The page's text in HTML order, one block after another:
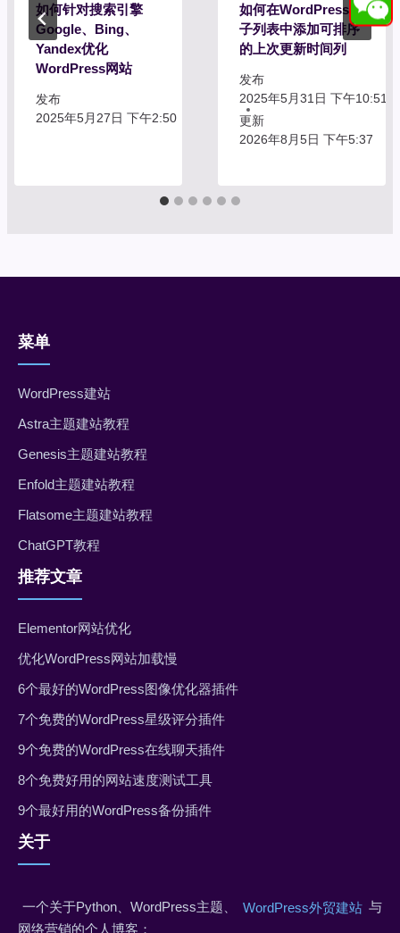
如何针对搜索引擎
Google、Bing、
Yandex优化
WordPress网站
发布
2025年5月27日 下午2:50
如何在WordPress帖
子列表中添加可排序
的上次更新时间列
发布
2025年5月31日 下午10:51
更新
2026年8月5日 下午5:37
菜单
WordPress建站
Astra主题建站教程
Genesis主题建站教程
Enfold主题建站教程
Flatsome主题建站教程
ChatGPT教程
推荐文章
Elementor网站优化
优化WordPress网站加载慢
6个最好的WordPress图像优化器插件
7个免费的WordPress星级评分插件
9个免费的WordPress在线聊天插件
8个免费好用的网站速度测试工具
9个最好用的WordPress备份插件
关于
一个关于Python、WordPress主题、 WordPress外贸建站 与
网络营销的个人博客；